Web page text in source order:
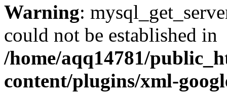
Warning:
could not be established in
/home/aqq14781/
content/plugins/xml-